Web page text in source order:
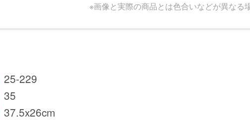
※画像と実際の商品とは色合いなどが異なる
25-229
35
37.5x26cm